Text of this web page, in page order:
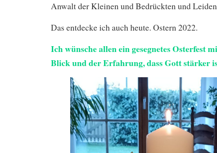
Anwalt der Kleinen und Bedrückten und
Das entdecke ich auch heute. Ostern 2022.
Ich wünsche allen ein gesegnetes Osterfest
Blick und der Erfahrung, dass Gott stärker